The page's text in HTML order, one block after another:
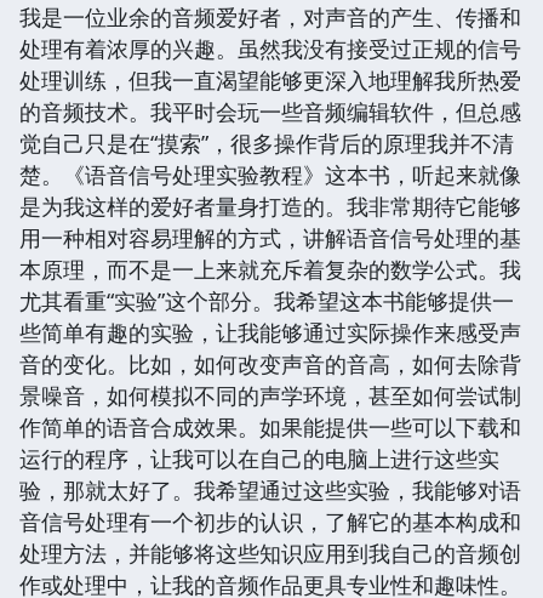
我是一位业余的音频爱好者，对声音的产生、传播和
处理有着浓厚的兴趣。虽然我没有接受过正规的信号
处理训练，但我一直渴望能够更深入地理解我所热爱
的音频技术。我平时会玩一些音频编辑软件，但总感
觉自己只是在“摸索”，很多操作背后的原理我并不清
楚。《语音信号处理实验教程》这本书，听起来就像
是为我这样的爱好者量身打造的。我非常期待它能够
用一种相对容易理解的方式，讲解语音信号处理的基
本原理，而不是一上来就充斥着复杂的数学公式。我
尤其看重“实验”这个部分。我希望这本书能够提供一
些简单有趣的实验，让我能够通过实际操作来感受声
音的变化。比如，如何改变声音的音高，如何去除背
景噪音，如何模拟不同的声学环境，甚至如何尝试制
作简单的语音合成效果。如果能提供一些可以下载和
运行的程序，让我可以在自己的电脑上进行这些实
验，那就太好了。我希望通过这些实验，我能够对语
音信号处理有一个初步的认识，了解它的基本构成和
处理方法，并能够将这些知识应用到我自己的音频创
作或处理中，让我的音频作品更具专业性和趣味性。